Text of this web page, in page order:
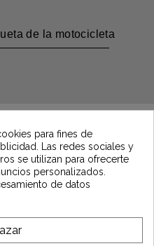
de la motocicleta
informado de
Motors
vous reconnaissez avoir pris
para fines de
Las redes sociales y
se utilizan para ofrecerte
personalizados.
de datos